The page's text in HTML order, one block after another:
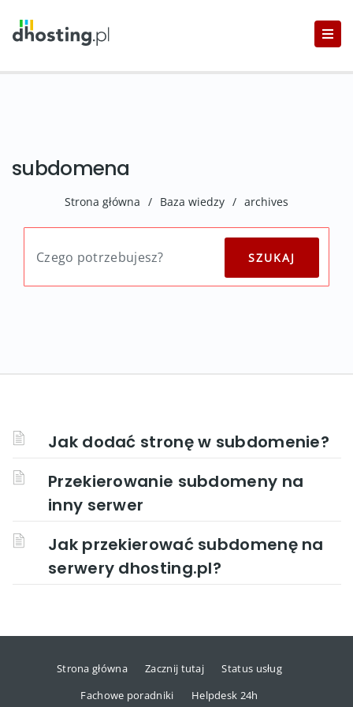
subdomena
Strona główna / Baza wiedzy / archives
Jak dodać stronę w subdomenie?
Przekierowanie subdomeny na
inny serwer
Jak przekierować subdomenę na
serwery dhosting.pl?
Strona główna Zacznij tutaj
Status usług
Fachowe poradniki
Helpdesk 24h